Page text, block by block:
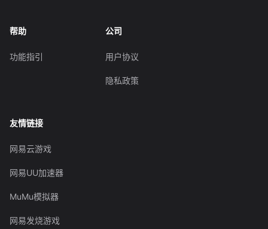
帮助
功能指引
公司
用户协议
隐私政策
友情链接
网易云游戏
网易UU加速器
MuMu模拟器
网易发烧游戏